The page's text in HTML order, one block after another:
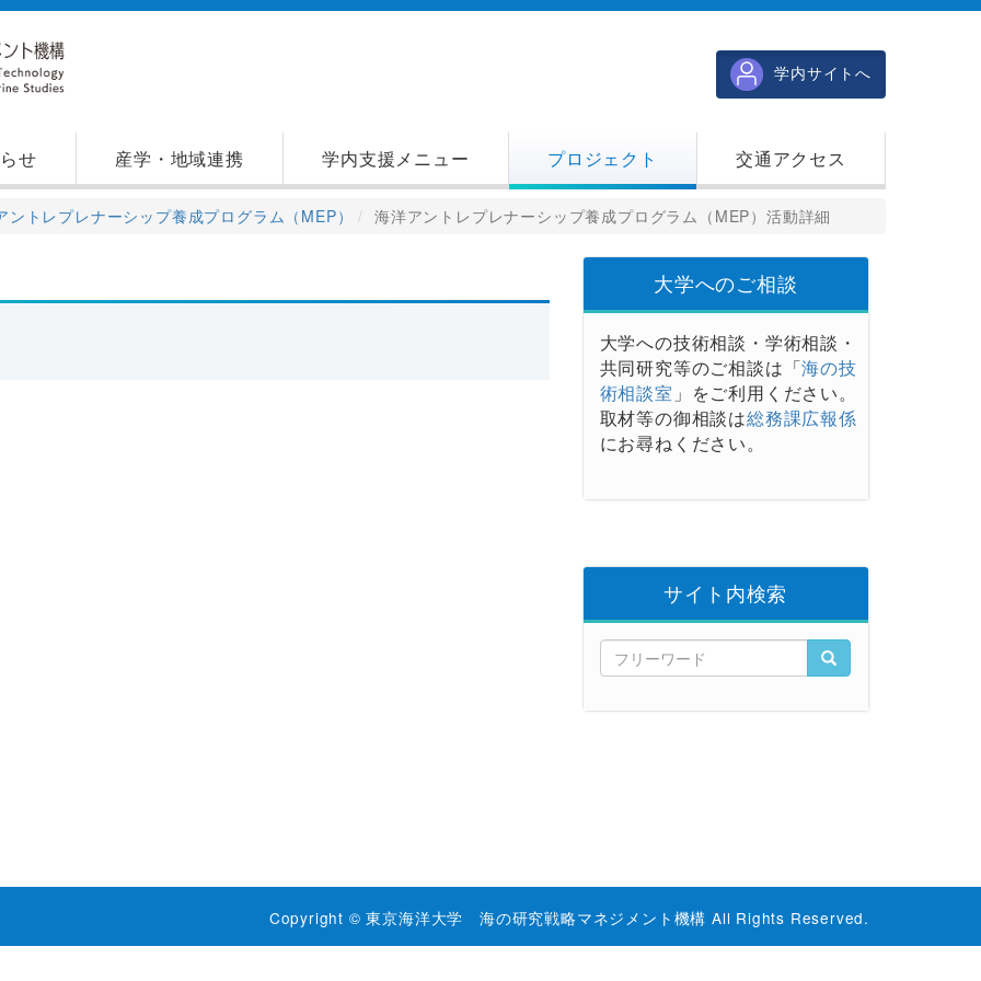
学内サイトへ
せ 産学・地域連携 学内支援メニュー プロジェクト 交通アクセス
ントレプレナーシップ養成プログラム（MEP） 海洋アントレプレナーシップ養成プログラム（MEP）活動詳細
大学へのご相談
大学への技術相談・学術相談・
共同研究等のご相談は「海の技
術相談室 」をご利用ください。
取材等の御相談は総務課広報係
にお尋ねください。
サイト内検索
Copyright © 東京海洋大学 海の研究戦略マネジメント機構 All Rights Reserved.